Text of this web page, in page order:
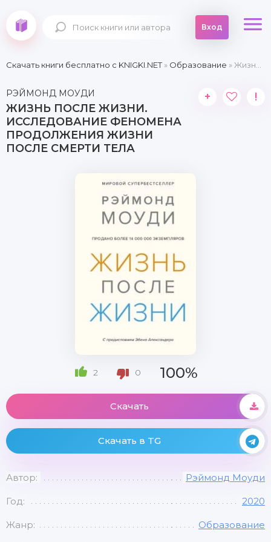
Вход
Скачать книги бесплатно c KNIGKI.NET» Образование » Жизнь после жизни. Исследование феномена продолжения жизни после смерти тела
РЭЙМОНД МОУДИ
ЖИЗНЬ ПОСЛЕ ЖИЗНИ.
ИССЛЕДОВАНИЕ ФЕНОМЕНА
ПРОДОЛЖЕНИЯ ЖИЗНИ
ПОСЛЕ СМЕРТИ ТЕЛА
+ !
2 0 100%
Скачать
Скачать в TG
Автор: Рэймонд Моуди
Год: 2020
Жанр: Образование